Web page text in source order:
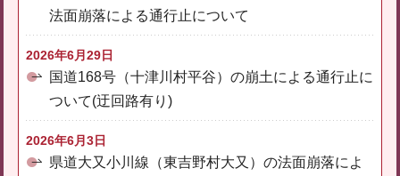
法面崩落による通行止について
2026年6月29日
国道168号（十津川村平谷）の崩土による通行止に
ついて(迂回路有り)
2026年6月3日
県道大又小川線（東吉野村大又）の法面崩落によ